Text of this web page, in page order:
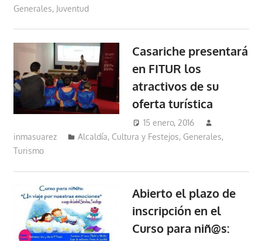
Generales, Juventud
Casariche presentará
en FITUR los
atractivos de su
oferta turística
15 enero, 2016
inmasuarez
Alcaldía, Cultura y Festejos, Generales,
Turismo
Abierto el plazo de
inscripción en el
Curso para niñ@s: